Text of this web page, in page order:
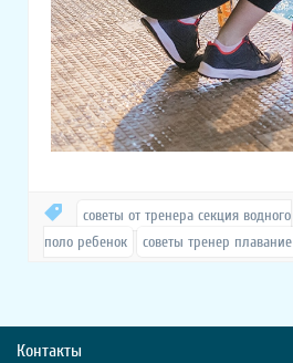
советы от тренера секция водного
поло ребенок
советы тренер плавание
Контакты